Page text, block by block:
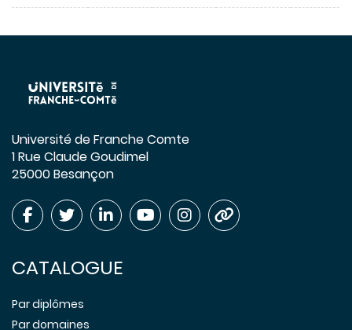
Université de Franche Comte
1 Rue Claude Goudimel
25000 Besançon
CATALOGUE
Par diplômes
Par domaines